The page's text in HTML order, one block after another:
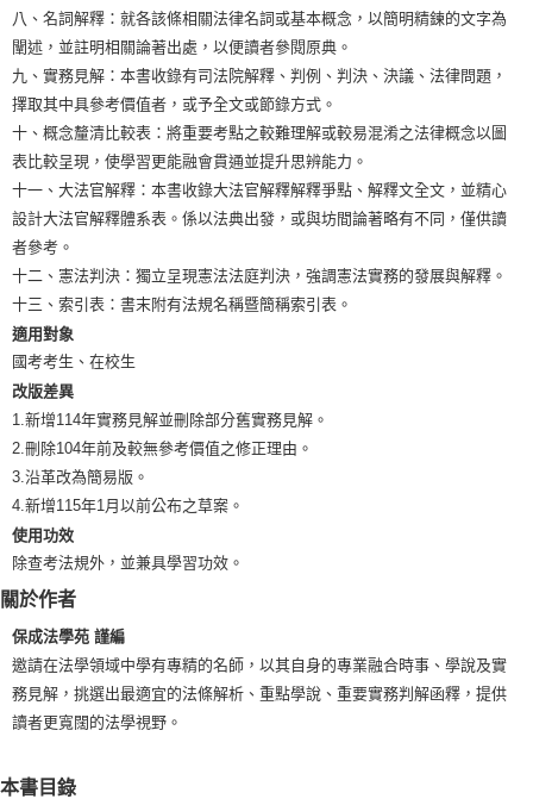
八、名詞解釋：就各該條相關法律名詞或基本概念，以簡明精鍊的文字為
闡述，並註明相關論著出處，以便讀者參閱原典。
九、實務見解：本書收錄有司法院解釋、判例、判決、決議、法律問題，
擇取其中具參考價值者，或予全文或節錄方式。
十、概念釐清比較表：將重要考點之較難理解或較易混淆之法律概念以圖
表比較呈現，使學習更能融會貫通並提升思辨能力。
十一、大法官解釋：本書收錄大法官解釋解釋爭點、解釋文全文，並精心
設計大法官解釋體系表。係以法典出發，或與坊間論著略有不同，僅供讀
者參考。
十二、憲法判決：獨立呈現憲法法庭判決，強調憲法實務的發展與解釋。
十三、索引表：書末附有法規名稱暨簡稱索引表。
適用對象
國考考生、在校生
改版差異
1.新增114年實務見解並刪除部分舊實務見解。
2.刪除104年前及較無參考價值之修正理由。
3.沿革改為簡易版。
4.新增115年1月以前公布之草案。
使用功效
除查考法規外，並兼具學習功效。
關於作者
保成法學苑 謹編
邀請在法學領域中學有專精的名師，以其自身的專業融合時事、學說及實
務見解，挑選出最適宜的法條解析、重點學說、重要實務判解函釋，提供
讀者更寬闊的法學視野。
本書目錄